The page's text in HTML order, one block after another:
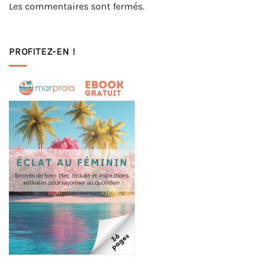
Les commentaires sont fermés.
PROFITEZ-EN !